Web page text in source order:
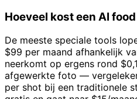
Hoeveel kost een AI
De meeste speciale tools
$99 per maand afhankelijk
neerkomt op ergens rond
afgewerkte foto —
per shot bij een traditionele